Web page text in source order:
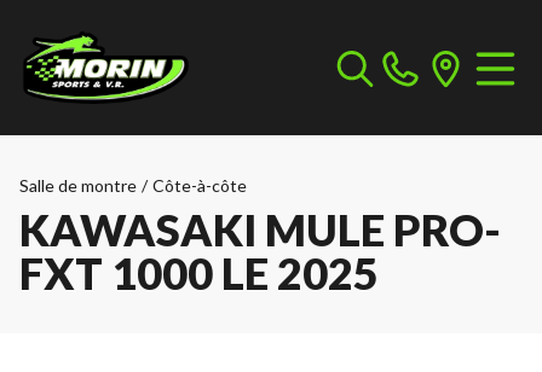
Salle de montre / Côte-à-côte
KAWASAKI MULE PRO-
FXT 1000 LE 2025